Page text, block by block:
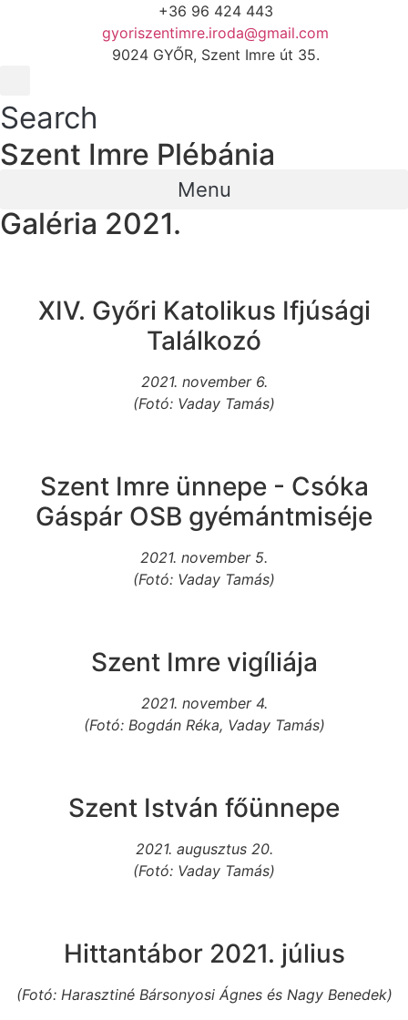
+36 96 424 443
gyoriszentimre.iroda@gmail.com
9024 GYŐR, Szent Imre út 35.
Search
Szent Imre Plébánia
Menu
Galéria 2021.
XIV. Győri Katolikus Ifjúsági
Találkozó
2021. november 6.
(Fotó: Vaday Tamás)
Szent Imre ünnepe - Csóka
Gáspár OSB gyémántmiséje
2021. november 5.
(Fotó: Vaday Tamás)
Szent Imre vigíliája
2021. november 4.
(Fotó: Bogdán Réka, Vaday Tamás)
Szent István főünnepe
2021. augusztus 20.
(Fotó: Vaday Tamás)
Hittantábor 2021. július
(Fotó: Harasztiné Bársonyosi Ágnes és Nagy Benedek)